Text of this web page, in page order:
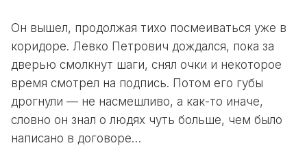
Он вышел, продолжая тихо посмеиваться уже в
коридоре. Левко Петрович дождался, пока за
дверью смолкнут шаги, снял очки и некоторое
время смотрел на подпись. Потом его губы
дрогнули — не насмешливо, а как-то иначе,
словно он знал о людях чуть больше, чем было
написано в договоре…